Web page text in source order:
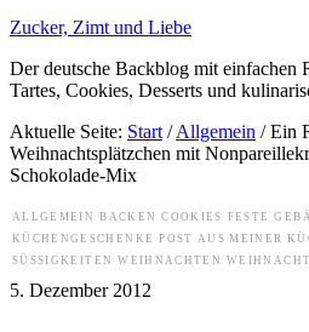
Zucker, Zimt und Liebe
Der deutsche Backblog mit einfachen
Tartes, Cookies, Desserts und
Aktuelle Seite: Start / Allgemein /Ein
Weihnachtsplätzchen mit
Schokolade-Mix
ALLGEMEIN BACKEN COOKIES FESTE
KÜCHENGESCHENKE
POST AUS MEINER
SÜSSIGKEITEN
WEIHNACHTEN
5. Dezember 2012